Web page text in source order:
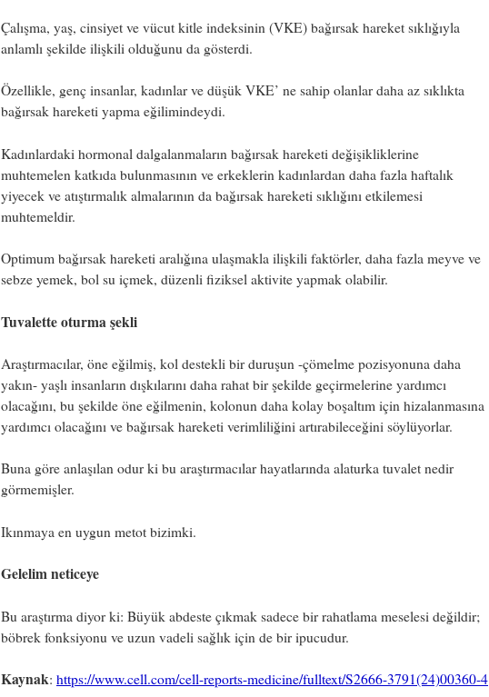
Çalışma, yaş, cinsiyet ve vücut kitle indeksinin (VKE) bağırsak hareket sıklığıyla
anlamlı şekilde ilişkili olduğunu da gösterdi.
Özellikle, genç insanlar, kadınlar ve düşük VKE’ ne sahip olanlar daha az sıklıkta
bağırsak hareketi yapma eğilimindeydi.
Kadınlardaki hormonal dalgalanmaların bağırsak hareketi değişikliklerine
muhtemelen katkıda bulunmasının ve erkeklerin kadınlardan daha fazla haftalık
yiyecek ve atıştırmalık almalarının da bağırsak hareketi sıklığını etkilemesi
muhtemeldir.
Optimum bağırsak hareketi aralığına ulaşmakla ilişkili faktörler, daha fazla meyve ve
sebze yemek, bol su içmek, düzenli fiziksel aktivite yapmak olabilir.
Tuvalette oturma şekli
Araştırmacılar, öne eğilmiş, kol destekli bir duruşun -çömelme pozisyonuna daha
yakın- yaşlı insanların dışkılarını daha rahat bir şekilde geçirmelerine yardımcı
olacağını, bu şekilde öne eğilmenin, kolonun daha kolay boşaltım için hizalanmasına
yardımcı olacağını ve bağırsak hareketi verimliliğini artırabileceğini söylüyorlar.
Buna göre anlaşılan odur ki bu araştırmacılar hayatlarında alaturka tuvalet nedir
görmemişler.
Ikınmaya en uygun metot bizimki.
Gelelim neticeye
Bu araştırma diyor ki: Büyük abdeste çıkmak sadece bir rahatlama meselesi değildir;
böbrek fonksiyonu ve uzun vadeli sağlık için de bir ipucudur.
Kaynak: https://www.cell.com/cell-reports-medicine/fulltext/S2666-3791(24)00360-4